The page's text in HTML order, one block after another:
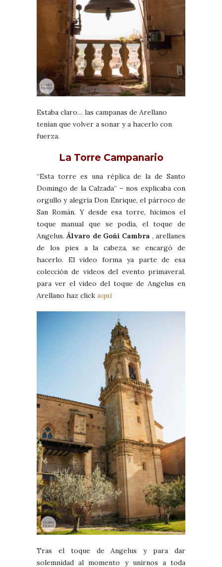
Estaba claro… las campanas de Arellano
tenían que volver a sonar y a hacerlo con
fuerza.
La Torre Campanario
“Esta torre es una réplica de la de Santo
Domingo de la Calzada” – nos explicaba con
orgullo y alegría Don Enrique, el párroco de
San Román. Y desde esa torre, hicimos el
toque manual que se podía, el toque de
Angelus.Álvaro de Goñi Cambra , arellanes
de los pies a la cabeza, se encargó de
hacerlo. El video forma ya parte de esa
colección de videos del evento primaveral.
para ver el video del toque de Angelus en
Arellano haz click aquí
Tras el toque de Angelus y para dar
solemnidad al momento y unirnos a toda